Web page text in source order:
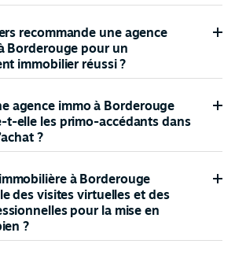
recommande une agence
Borderouge pour un
immobilier réussi ?
agence immo à Borderouge
t-elle les primo-accédants dans
?
à Borderouge
des visites virtuelles et des
pour la mise en
?